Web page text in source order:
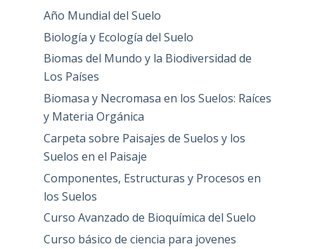
Año Mundial del Suelo
Biología y Ecología del Suelo
Biomas del Mundo y la Biodiversidad de
Los Países
Biomasa y Necromasa en los Suelos: Raíces
y Materia Orgánica
Carpeta sobre Paisajes de Suelos y los
Suelos en el Paisaje
Componentes, Estructuras y Procesos en
los Suelos
Curso Avanzado de Bioquímica del Suelo
Curso básico de ciencia para jovenes